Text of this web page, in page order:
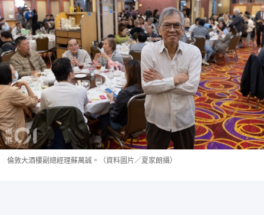
倫敦大酒樓副總經理蘇萬誠。（資料圖片／夏家朗攝）